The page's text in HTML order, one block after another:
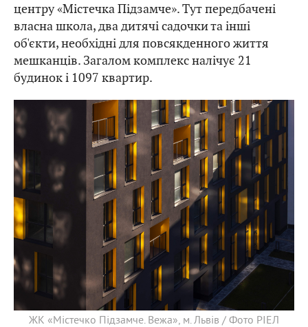
центру «Містечка Підзамче». Тут передбачені
власна школа, два дитячі садочки та інші
об'єкти, необхідні для повсякденного життя
мешканців. Загалом комплекс налічує 21
будинок і 1097 квартир.
ЖК «Містечко Підзамче. Вежа», м. Львів / Фото РІЕЛ